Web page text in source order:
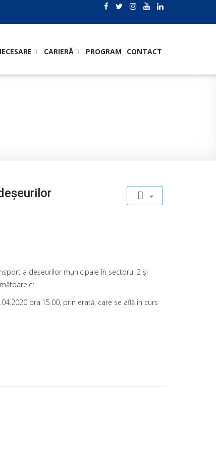
CARIERĂ PROGRAM CONTACT
a deșeurilor municipale în sectorul 2 şi
ora.15.00, prin erată, care se află în curs